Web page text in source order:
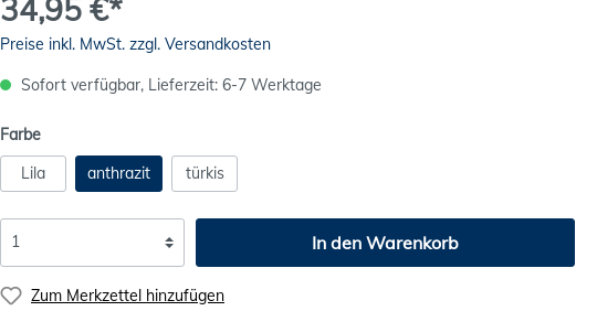
34,95 €*
Preise inkl. MwSt. zzgl. Versandkosten
Sofort verfügbar, Lieferzeit: 6-7 Werktage
Farbe
Lila
anthrazit türkis
In den Warenkorb
Zum Merkzettel hinzufügen